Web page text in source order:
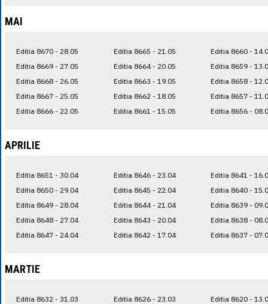
MAI
Editia 8670 - 28.05
Editia 8669 - 27.05
Editia 8668 - 26.05
Editia 8667 - 25.05
Editia 8666 - 22.05
Editia 8665 - 21.05
Editia 8664 - 20.05
Editia 8663 - 19.05
Editia 8662 - 18.05
Editia 8661 - 15.05
Editia 8660 -
Editia 8659 -
Editia 8658 -
Editia 8657 -
Editia 8656 -
APRILIE
Editia 8651 - 30.04
Editia 8650 - 29.04
Editia 8649 - 28.04
Editia 8648 - 27.04
Editia 8647 - 24.04
Editia 8646 - 23.04
Editia 8645 - 22.04
Editia 8644 - 21.04
Editia 8643 - 20.04
Editia 8642 - 17.04
Editia 8641 -
Editia 8640 -
Editia 8639 -
Editia 8638 -
Editia 8637 -
MARTIE
Editia 8632 - 31.03
Editia 8626 - 23.03
Editia 8620 -